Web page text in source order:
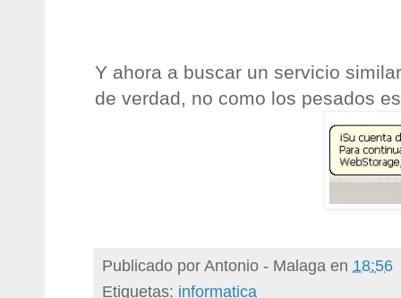
Y ahora a buscar un servicio
de verdad, no como los pesados
Publicado porAntonio - Malaga en 18:56
Etiquetas: informatica